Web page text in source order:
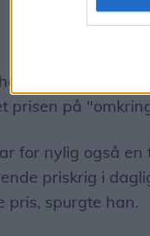
prisen på
for nylig også
priskrig i
pris, spurgte han.